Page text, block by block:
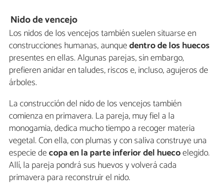
Nido de vencejo
Los nidos de los vencejos también suelen situarse en
construcciones humanas, aunquedentro de los huecos
presentes en ellas. Algunas parejas, sin embargo,
prefieren anidar en taludes, riscos e, incluso, agujeros de
árboles.
La construcción del nido de los vencejos también
comienza en primavera. La pareja, muy fiel a la
monogamia, dedica mucho tiempo a recoger materia
vegetal. Con ella, con plumas y con saliva construye una
especie decopa en la parte inferior del huecoelegido.
Allí, la pareja pondrá sus huevos y volverá cada
primavera para reconstruir el nido.